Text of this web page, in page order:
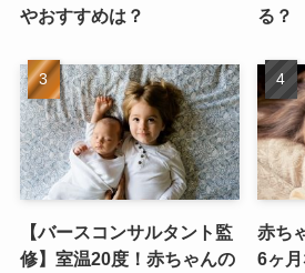
やおすすめは？
る？
【バースコンサルタント監
修】室温20度！赤ちゃんの
赤ち
6ヶ